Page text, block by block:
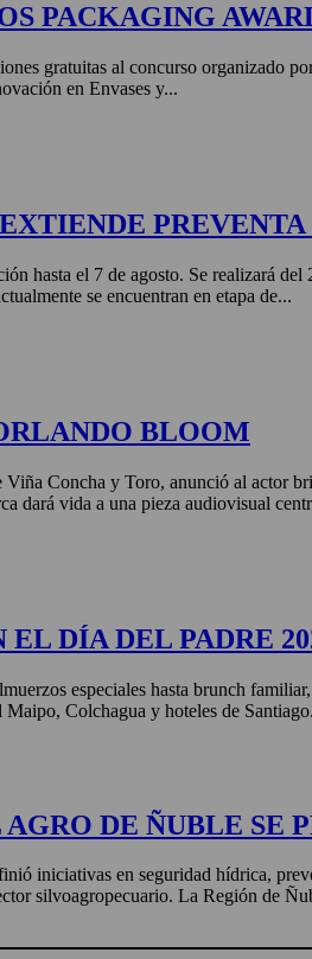
PACKAGING
gratuitas al concurso organizado
en Envases y...
PREVENTA
hasta el 7 de agosto. Se realizará
se encuentran en etapa de...
BLOOM
Viña Concha y Toro, anunció al actor
dará vida a una pieza audiovisual
DÍA DEL PADRE
especiales hasta brunch
Colchagua y hoteles de
DE ÑUBLE SE
iniciativas en seguridad hídrica,
silvoagropecuario. La Región de